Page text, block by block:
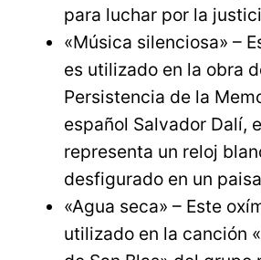
para luchar por la
«Música silenciosa» –
es utilizado en la obra
Persistencia de la
español Salvador Dalí,
representa un reloj
desfigurado en un
«Agua seca» – Este
utilizado en la canción